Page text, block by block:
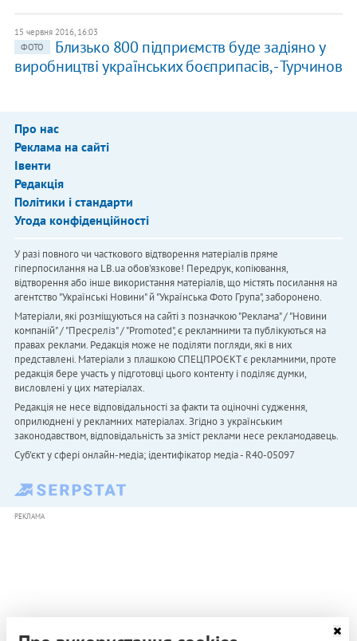
15 червня 2016, 16:03
ФОТО
​Близько 800 підприємств буде задіяно у
виробництві українських боєприпасів, - Турчинов
Про нас
Реклама на сайті
Івенти
Редакція
Політики і стандарти
Угода конфіденційності
У разі повного чи часткового відтворення матеріалів пряме
гіперпосилання на LB.ua обов'язкове! Передрук, копіювання,
відтворення або інше використання матеріалів, що містять посилання на
агентство "Українськi Новини" й "Українська Фото Група", заборонено.
Матеріали, які розміщуються на сайті з позначкою "Реклама" / "Новини
компаній" / "Пресреліз" / "Promoted", є рекламними та публікуються на
правах реклами. Редакція може не поділяти погляди, які в них
представлені. Матеріали з плашкою СПЕЦПРОЄКТ є рекламними, проте
редакція бере участь у підготовці цього контенту і поділяє думки,
висловлені у цих матеріалах.
Редакція не несе відповідальності за факти та оціночні судження,
оприлюднені у рекламних матеріалах. Згідно з українським
законодавством, відповідальність за зміст реклами несе рекламодавець.
Cуб'єкт у сфері онлайн-медіа; ідентифікатор медіа - R40-05097
РЕКЛАМА